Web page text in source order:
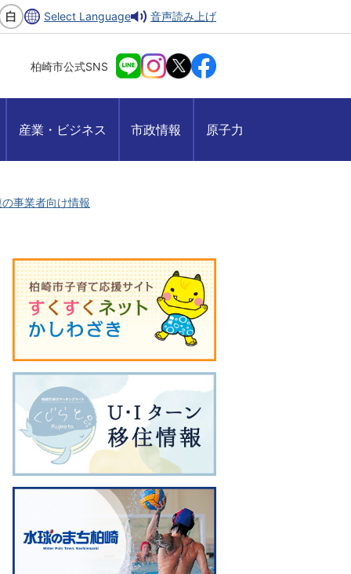
Select Language 音声読み上げ
柏崎市公式SNS
産業・ビジネス 市政情報 原子力
事業者向け情報